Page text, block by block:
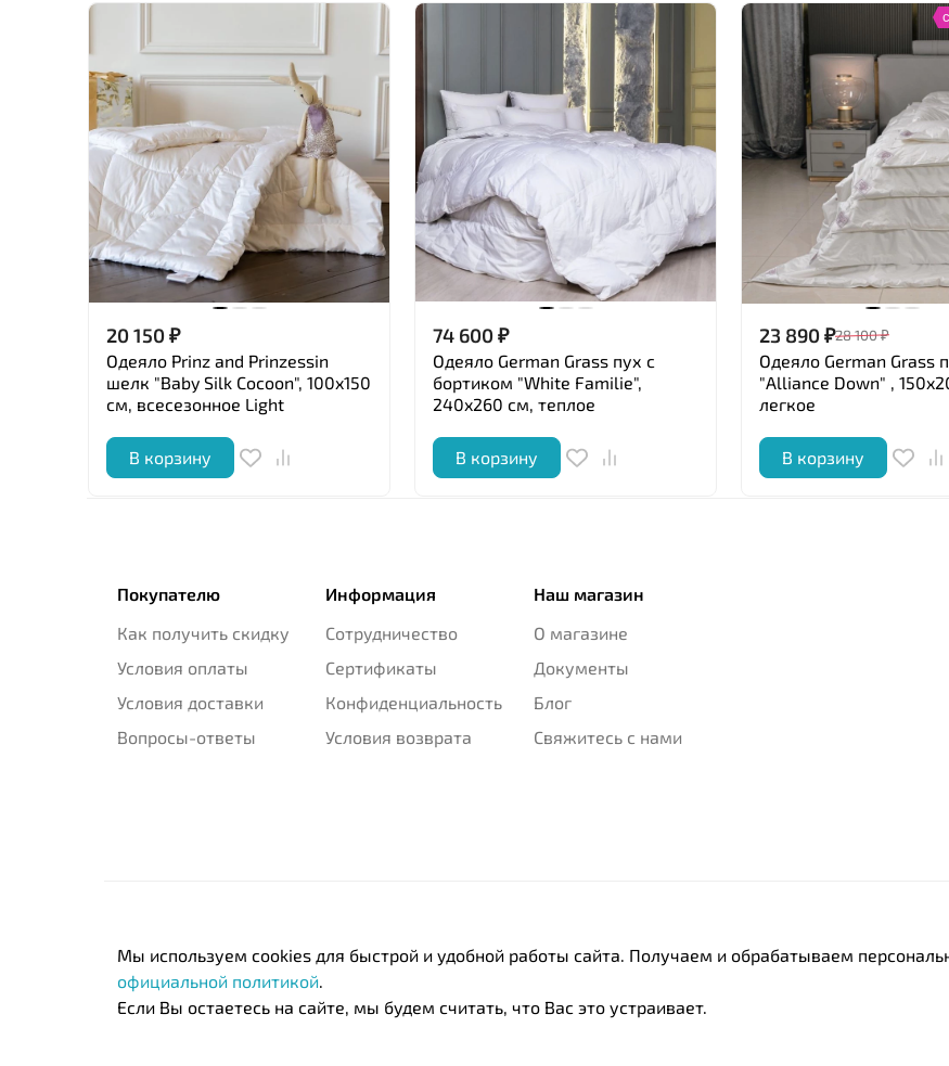
20 150₽
Одеяло Prinz and Prinzessin
шелк "Baby Silk Coсoоn", 100x150
см, всесезонное Light
В корзину
74 600₽
Одеяло German Grass пух с
бортиком "White Familie",
240x260 см, теплое
В корзину
23 890₽28 100₽
Одеяло German Grass
"Alliance Down" ,
легкое
В корзину
Покупателю
Как получить скидку
Условия оплаты
Условия доставки
Вопросы-ответы
Информация
Сотрудничество
Сертификаты
Конфиденциальность
Условия возврата
Наш магазин
О магазине
Документы
Блог
Свяжитесь с нами
Мы используем cookies для быстрой и удобной работы сайта. Получаем и обрабатываем
официальной политикой.
Если Вы остаетесь на сайте, мы будем считать, что Вас это устраивает.